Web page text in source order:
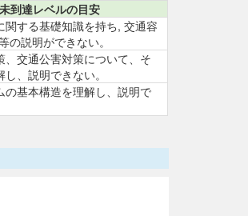
未到達レベルの目安
関する基礎知識を持ち, 交通容
の説明ができない。
、交通公害対策について、そ
、説明できない。
の基本構造を理解し、説明で